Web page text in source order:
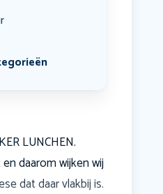
LUNCHEN.
daarom wijken wij
dat daar vlakbij is.